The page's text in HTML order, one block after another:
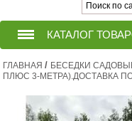
КАТАЛОГ
ТЕПЛИЦЫ ИЗ
ПРИТОПОЧНЫЙ ЛИСТ
ГЛАВНАЯ / БЕСЕДКИ
ПЛЮС 3-МЕТРА).ДОСТАВКА